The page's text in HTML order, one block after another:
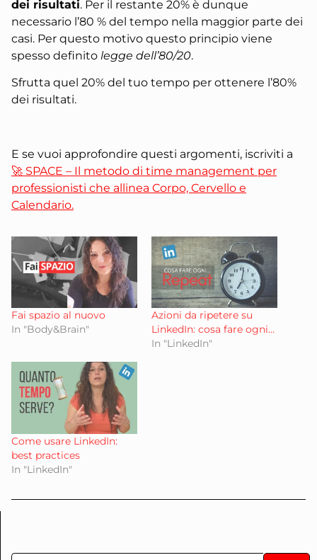
dei risultati. Per il restante 20% è dunque
necessario l’80 % del tempo nella maggior parte dei
casi. Per questo motivo questo principio viene
spesso definito legge dell’80/20.
Sfrutta quel 20% del tuo tempo per ottenere l’80%
dei risultati.
E se vuoi approfondire questi argomenti, iscriviti a
🚀 SPACE – Il metodo di time management per
professionisti che allinea Corpo, Cervello e
Calendario.
Fai spazio al nuovo
In "Body&Brain"
Azioni da ripetere su
LinkedIn: cosa fare ogni…
In "LinkedIn"
Come usare LinkedIn:
best practices
In "LinkedIn"